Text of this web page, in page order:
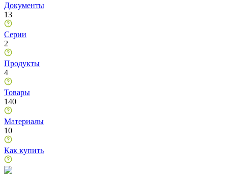
Документы
13
Серии
2
Продукты
4
Товары
140
Материалы
10
Как купить